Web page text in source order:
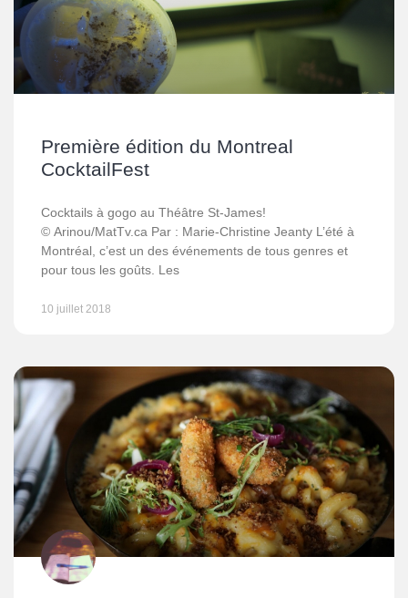
Première édition du Montreal
CocktailFest
Cocktails à gogo au Théâtre St-James!
© Arinou/MatTv.ca Par : Marie-Christine Jeanty L’été à
Montréal, c’est un des événements de tous genres et
pour tous les goûts. Les
10 juillet 2018